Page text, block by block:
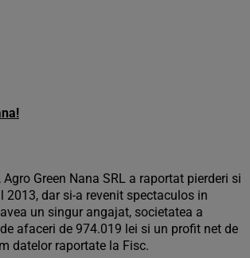
Green Nana SRL a raportat pierderi si
2013, dar si-a revenit spectaculos in
un singur angajat, societatea a
afaceri de 974.019 lei si un profit net de
datelor raportate la Fisc.